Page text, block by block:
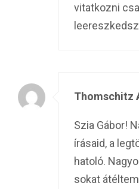
vitatkozni
Thomschitz
Szia Gábor!
írásaid, a
hatoló.
sokat